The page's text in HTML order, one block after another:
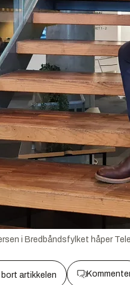
i Bredbåndsfylket håper
bort artikkelen